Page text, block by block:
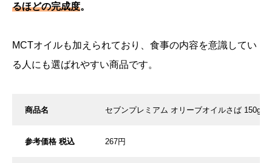
るほどの完成度。
MCTオイルも加えられており、食事の内容を意識してい
る人にも選ばれやすい商品です。
商品名 セブンプレミアム オリーブオイルさば 150g
参考価格 税込 267円